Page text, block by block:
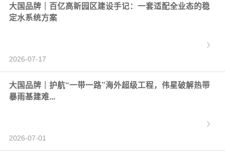
大国品牌｜百亿高新园区建设手记：一套适配全业态的稳
定水系统方案
2026-07-17
大国品牌｜护航“一带一路”海外超级工程，伟星破解热带
暴雨基建难...
2026-07-01